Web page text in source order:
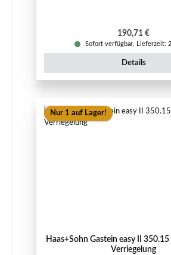
Regulärer Preis:
190,71 €
Sofort verfügbar, Lieferzeit:
Details
Nur 1 auf Lager!
Haas+Sohn Gastein easy II
Verriegelung